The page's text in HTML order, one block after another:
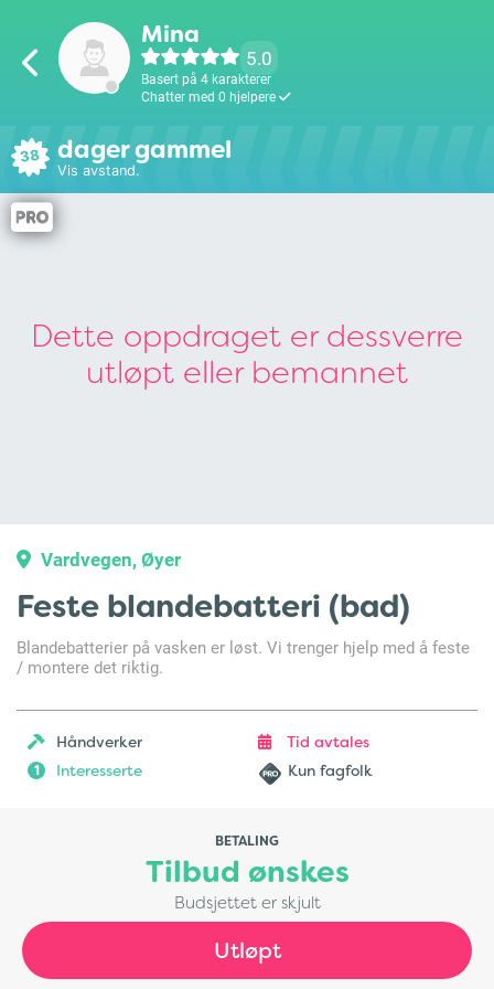
Mina
5.0
Basert på 4 karakterer
Chatter med 0 hjelpere
38 dager gammel
Vis avstand.
Dette oppdraget er dessverre
utløpt eller bemannet
Vardvegen, Øyer
Feste blandebatteri (bad)
Blandebatterier på vasken er løst. Vi trenger hjelp med å feste
/ montere det riktig.
Håndverker Tid avtales
1 Interesserte Kun fagfolk
BETALING
Tilbud ønskes
Budsjettet er skjult
Utløpt